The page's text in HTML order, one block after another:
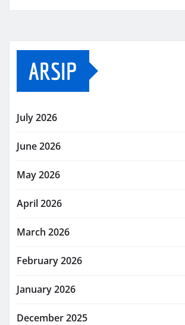
ARSIP
July 2026
June 2026
May 2026
April 2026
March 2026
February 2026
January 2026
December 2025